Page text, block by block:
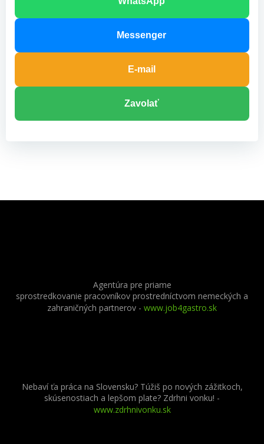
Messenger
E-mail
Zavolať
Agentúra pre priame
sprostredkovanie pracovníkov prostredníctvom nemeckých a
zahraničných partnerov - www.job4gastro.sk
Nebaví ťa práca na Slovensku? Túžiš po nových zážitkoch,
skúsenostiach a lepšom plate? Zdrhni vonku! -
www.zdrhnivonku.sk